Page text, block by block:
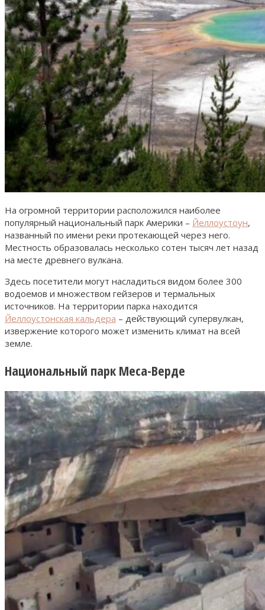
На огромной территории расположился наиболее
популярный национальный парк Америки – Йеллоустоун,
названный по имени реки протекающей через него.
Местность образовалась несколько сотен тысяч лет назад
на месте древнего вулкана.
Здесь посетители могут насладиться видом более 300
водоемов и множеством гейзеров и термальных
источников. На территории парка находится
Йеллоустонская кальдера – действующий супервулкан,
извержение которого может изменить климат на всей
земле.
Национальный парк Меса-Верде